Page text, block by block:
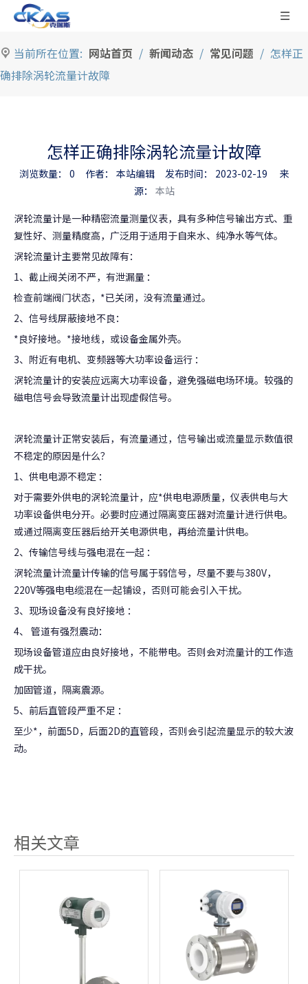
当前所在位置: 网站首页 / 新闻动态 / 常见问题 / 怎样正
确排除涡轮流量计故障
怎样正确排除涡轮流量计故障
浏览数量： 0 作者： 本站编辑 发布时间： 2023-02-19 来
源： 本站
涡轮流量计是一种精密流量测量仪表，具有多种信号输出方式、重
复性好、测量精度高，广泛用于适用于自来水、纯净水等气体。
涡轮流量计主要常见故障有：
1、截止阀关闭不严，有泄漏量 ：
检查前端阀门状态，*已关闭，没有流量通过。
2、信号线屏蔽接地不良：
*良好接地。*接地线，或设备金属外壳。
3、附近有电机、变频器等大功率设备运行 ：
涡轮流量计的安装应远离大功率设备，避免强磁电场环境。较强的
磁电信号会导致流量计出现虚假信号。
涡轮流量计正常安装后，有流量通过，信号输出或流量显示数值很
不稳定的原因是什么？
1、供电电源不稳定 ：
对于需要外供电的涡轮流量计，应*供电电源质量，仪表供电与大
功率设备供电分开。必要时应通过隔离变压器对流量计进行供电。
或通过隔离变压器后给开关电源供电，再给流量计供电。
2、传输信号线与强电混在一起 ：
涡轮流量计流量计传输的信号属于弱信号，尽量不要与380V，
220V等强电电缆混在一起铺设，否则可能会引入干扰。
3、现场设备没有良好接地 ：
4、 管道有强烈震动：
现场设备管道应由良好接地，不能带电。否则会对流量计的工作造
成干扰。
加固管道，隔离震源。
5、前后直管段严重不足 ：
至少*，前面5D，后面2D的直管段，否则会引起流量显示的较大波
动。
相关文章